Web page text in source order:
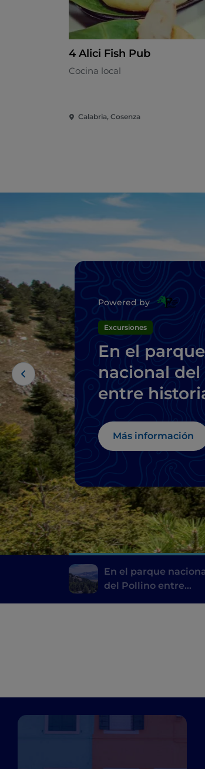
4 Alici Fish Pub
Cocina local
Calabria, Cosenza
Powered by
Excursiones
En el parque
nacional
entre
pueblos
Más información
En el parque
del Pollino entre